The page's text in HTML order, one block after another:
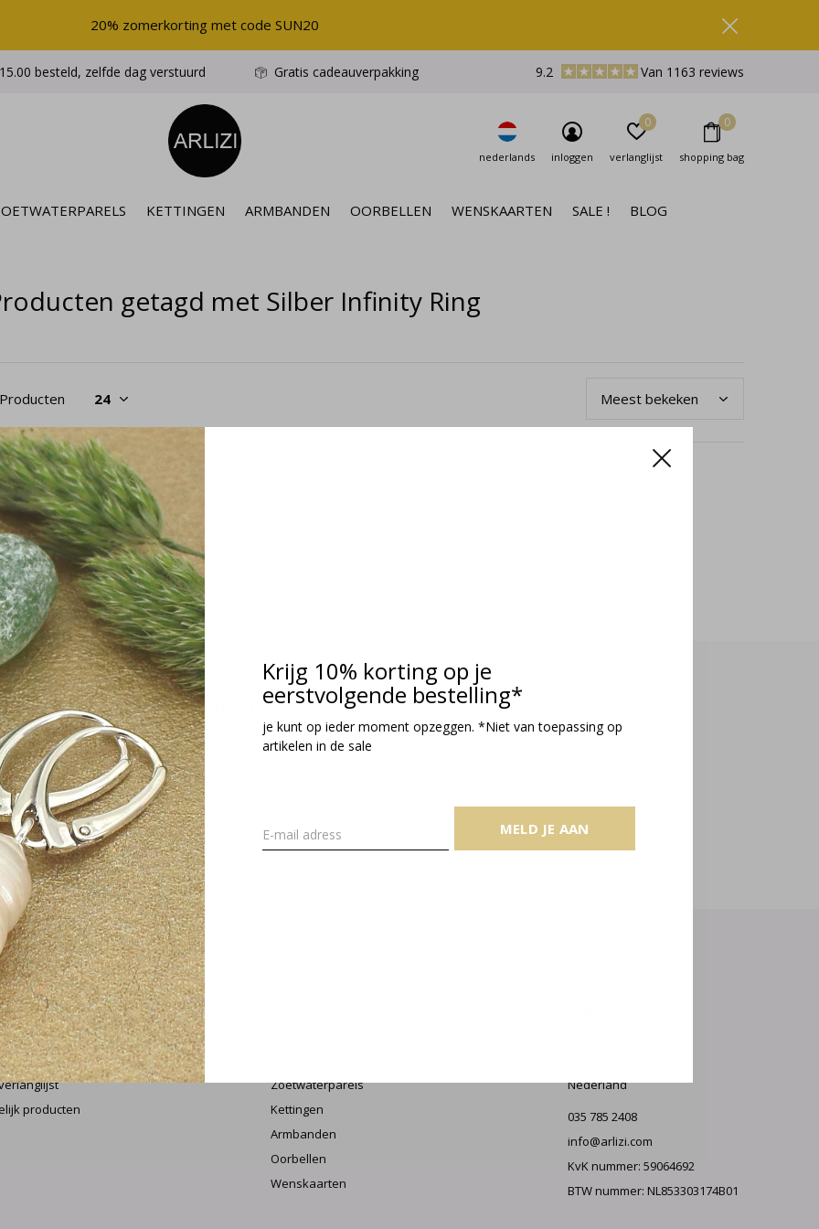
Krijg 10% korting op je
eerstvolgende bestelling*
je kunt op ieder moment opzeggen. *Niet van toepassing op
artikelen in de sale
MELD JE AAN
KETTINGEN ARMBANDEN OORBELLEN WENSKAARTEN SALE ! BLOG
nederlands inloggen verlanglijst
0
shopping bag
0
besteld, zelfde dag verstuurd Gratis cadeauverpakking 9.2 Van 1163 reviews
20% zomerkorting met code SUN20
getagd met Silber Infinity Ring
Meld je aan voor onze nieuwsbrief
Ontvang de nieuwste aanbiedingen en promoties
aanvragen
producten
Zoetwaterparels
Kettingen
Armbanden
Oorbellen
Wenskaarten
Nederland
035 785 2408
info@arlizi.com
KvK nummer: 59064692
BTW nummer: NL853303174B01